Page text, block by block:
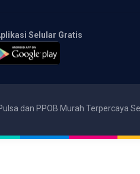
Selular Gratis
dan PPOB Murah Terpercaya